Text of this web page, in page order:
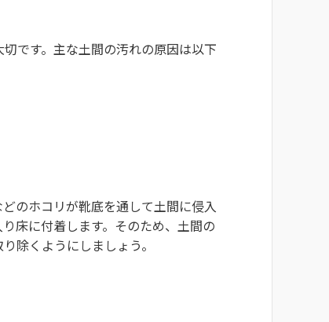
です。主な土間の汚れの原因は以下
のホコリが靴底を通して土間に侵入
床に付着します。そのため、土間の
除くようにしましょう。